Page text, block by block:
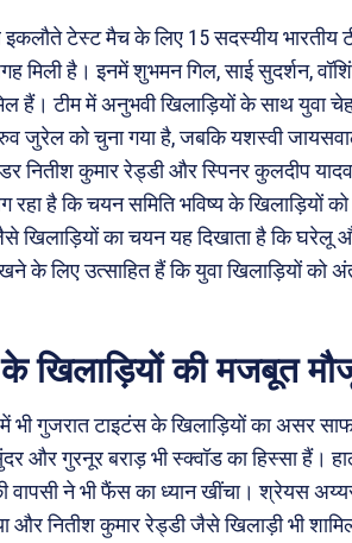
टेस्ट मैच के लिए 15 सदस्यीय भारतीय
मिली है। इनमें शुभमन गिल, साई सुदर्शन,
हैं। टीम में अनुभवी खिलाड़ियों के साथ युवा
जुरेल को चुना गया है, जबकि यशस्वी
नितीश कुमार रेड्डी और स्पिनर कुलदीप
है कि चयन समिति भविष्य के खिलाड़ियों
का चयन यह दिखाता है कि घरेलू
लिए उत्साहित हैं कि युवा खिलाड़ियों को
खिलाड़ियों की मजबूत
भी गुजरात टाइटंस के खिलाड़ियों का असर
और गुरनूर बराड़ भी स्क्वॉड का हिस्सा हैं।
वापसी ने भी फैंस का ध्यान खींचा। श्रेयस
और नितीश कुमार रेड्डी जैसे खिलाड़ी भी